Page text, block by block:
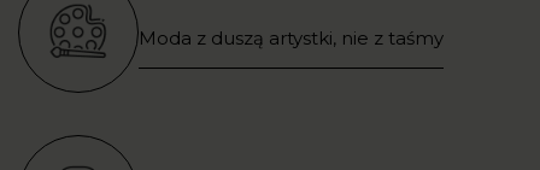
Moda z duszą artystki, nie z taśmy